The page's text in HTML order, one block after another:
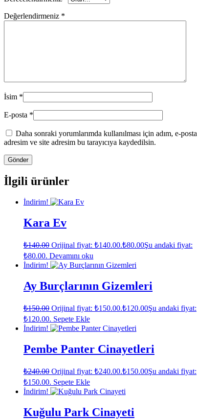
Değerlendirmeniz *
İsim *
E-posta *
Daha sonraki yorumlarımda kullanılması için adım, e-posta
adresim ve site adresim bu tarayıcıya kaydedilsin.
İlgili ürünler
İndirim!
Kara Ev
₺140.00 Orijinal fiyat: ₺140.00.₺80.00Şu andaki fiyat:
₺80.00. Devamını oku
İndirim!
Ay Burçlarının Gizemleri
₺150.00 Orijinal fiyat: ₺150.00.₺120.00Şu andaki fiyat:
₺120.00. Sepete Ekle
İndirim!
Pembe Panter Cinayetleri
₺240.00 Orijinal fiyat: ₺240.00.₺150.00Şu andaki fiyat:
₺150.00. Sepete Ekle
İndirim!
Kuğulu Park Cinayeti